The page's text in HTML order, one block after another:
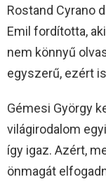
Rostand Cyrano
Emil fordította,
nem könnyű
egyszerű, ezért
Gémesi György
világirodalom
így igaz. Azért,
önmagát